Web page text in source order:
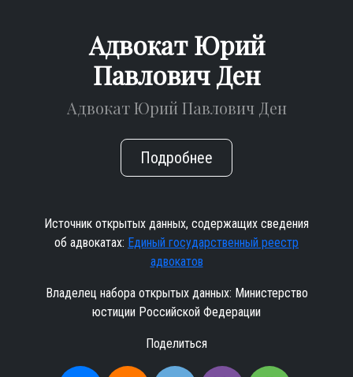
Адвокат Юрий
Павлович Ден
Адвокат Юрий Павлович Ден
Подробнее
Источник открытых данных, содержащих сведения
об адвокатах: Единый государственный реестр
адвокатов
Владелец набора открытых данных: Министерство
юстиции Российской Федерации
Поделиться